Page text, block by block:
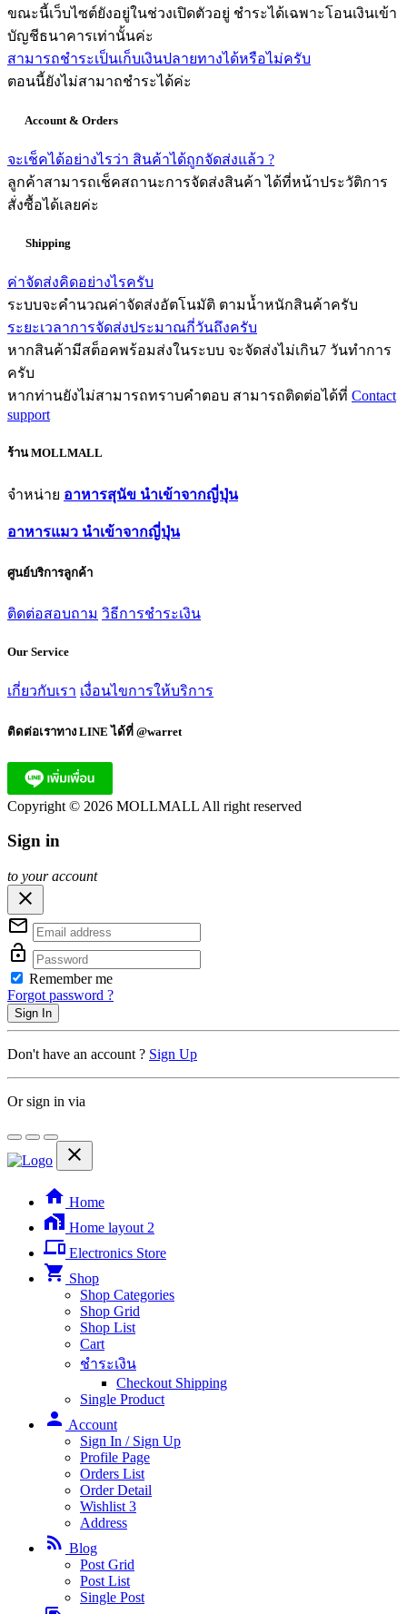
ขณะนี้เว็บไซต์ยังอยู่ในช่วงเปิดตัวอยู่ ชำระได้เฉพาะโอนเงินเข้า
บัญชีธนาคารเท่านั้นค่ะ
สามารถชำระเป็นเก็บเงินปลายทางได้หรือไม่ครับ
ตอนนี้ยังไม่สามาถชำระได้ค่ะ
Account & Orders
จะเช็คได้อย่างไรว่า สินค้าได้ถูกจัดส่งแล้ว ?
ลูกค้าสามารถเช็คสถานะการจัดส่งสินค้า ได้ที่หน้าประวัติการ
สั่งซื้อได้เลยค่ะ
Shipping
ค่าจัดส่งคิดอย่างไรครับ
ระบบจะคำนวณค่าจัดส่งอัตโนมัติ ตามน้ำหนักสินค้าครับ
ระยะเวลาการจัดส่งประมาณกี่วันถึงครับ
หากสินค้ามีสต็อคพร้อมส่งในระบบ จะจัดส่งไม่เกิน7 วันทำการ
ครับ
หากท่านยังไม่สามารถทราบคำตอบ สามารถติดต่อได้ที่ Contact
support
ร้าน MOLLMALL
จำหน่าย อาหารสุนัข นำเข้าจากญี่ปุ่น
อาหารแมว นำเข้าจากญี่ปุ่น
ศูนย์บริการลูกค้า
ติดต่อสอบถาม วิธีการชำระเงิน
Our Service
เกี่ยวกับเรา เงื่อนไขการให้บริการ
ติดต่อเราทาง LINE ได้ที่ @warret
Copyright © 2026 MOLLMALL All right reserved
Sign in
to your account
close
mail_outline
lock_open
Remember me
Forgot password ?
Sign In
Don't have an account ? Sign Up
Or sign in via
close
home Home
home_work Home layout 2
phonelink Electronics Store
shopping_cart Shop
Shop Categories
Shop Grid
Shop List
Cart
ชำระเงิน
Checkout Shipping
Single Product
person Account
Sign In / Sign Up
Profile Page
Orders List
Order Detail
Wishlist 3
Address
rss_feed Blog
Post Grid
Post List
Single Post